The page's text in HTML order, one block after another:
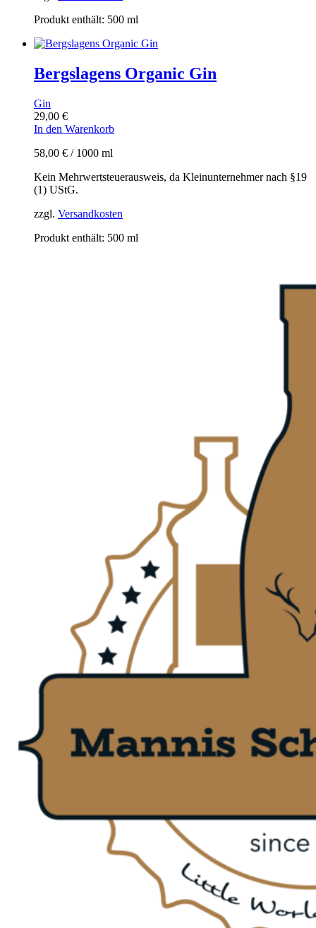
Produkt enthält: 500 ml
Bergslagens Organic Gin
Gin
29,00 €
In den Warenkorb
58,00 € / 1000 ml
Kein Mehrwertsteuerausweis, da Kleinunternehmer nach §19
(1) UStG.
zzgl. Versandkosten
Produkt enthält: 500 ml